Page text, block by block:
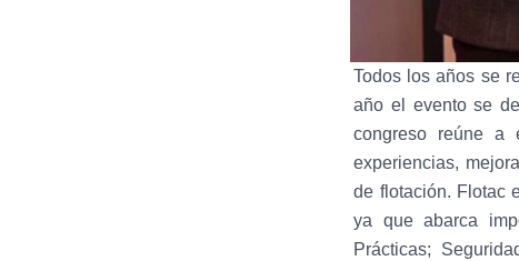
Todos los años se
año el evento se
congreso reúne a
experiencias,
de flotación. Flotac
ya que abarca
Prácticas;